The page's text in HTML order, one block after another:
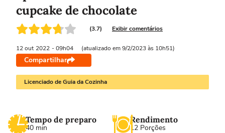
cupcake de chocolate
(3.7) Exibir comentários
12 out 2022 - 09h04 (atualizado em 9/2/2023 às 10h51)
Compartilhar
Licenciado de Guia da Cozinha
Tempo de preparo
40 min
Rendimento
12 Porções